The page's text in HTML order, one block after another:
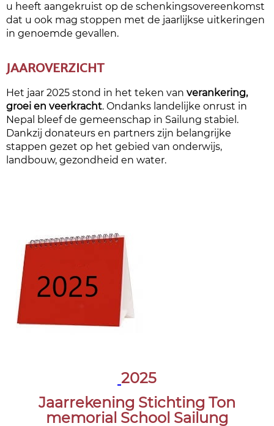
u heeft aangekruist op de schenkingsovereenkomst
dat u ook mag stoppen met de jaarlijkse uitkeringen
in genoemde gevallen.
JAAROVERZICHT
Het jaar 2025 stond in het teken van verankering,
groei en veerkracht. Ondanks landelijke onrust in
Nepal bleef de gemeenschap in Sailung stabiel.
Dankzij donateurs en partners zijn belangrijke
stappen gezet op het gebied van onderwijs,
landbouw, gezondheid en water.
2025
Jaarrekening Stichting Ton
memorial School Sailung